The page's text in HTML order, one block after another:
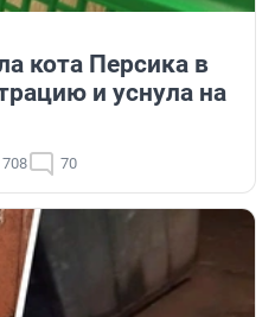
кота Персика в
и уснула на
708 70